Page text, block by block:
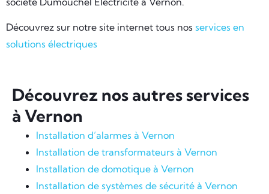
Découvrez sur notre site internet tous nos services en
solutions électriques
Découvrez nos autres services
à Vernon
Installation d’alarmes à Vernon
Installation de transformateurs à Vernon
Installation de domotique à Vernon
Installation de systèmes de sécurité à Vernon